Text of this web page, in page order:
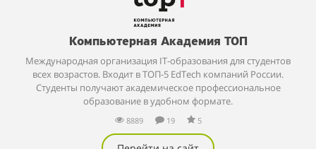
Компьютерная Академия ТОП
Международная организация IT-образования для студентов
всех возрастов. Входит в ТОП-5 EdTech компаний России.
Студенты получают академическое профессиональное
образование в удобном формате.
8889 19 5